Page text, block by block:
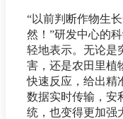
“以前判断作物生
然！”研发中心的
轻地表示。无论是
害，还是农田里植
快速反应，给出精
数据实时传输，安
统，也变得更加强